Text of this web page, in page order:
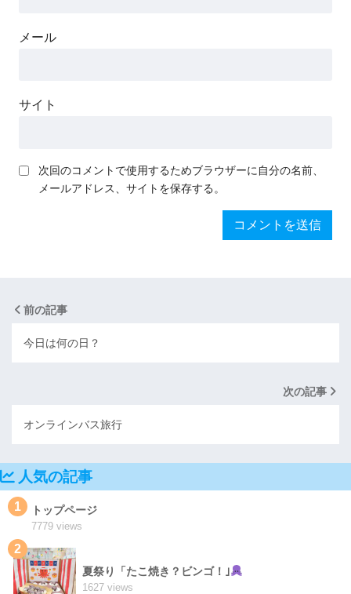
メール
サイト
次回のコメントで使用するためブラウザーに自分の名前、
メールアドレス、サイトを保存する。
前の記事
今日は何の日？
次の記事
オンラインバス旅行
人気の記事
1 トップページ
7779 views
2
夏祭り「たこ焼き？ビンゴ！｣
1627 views